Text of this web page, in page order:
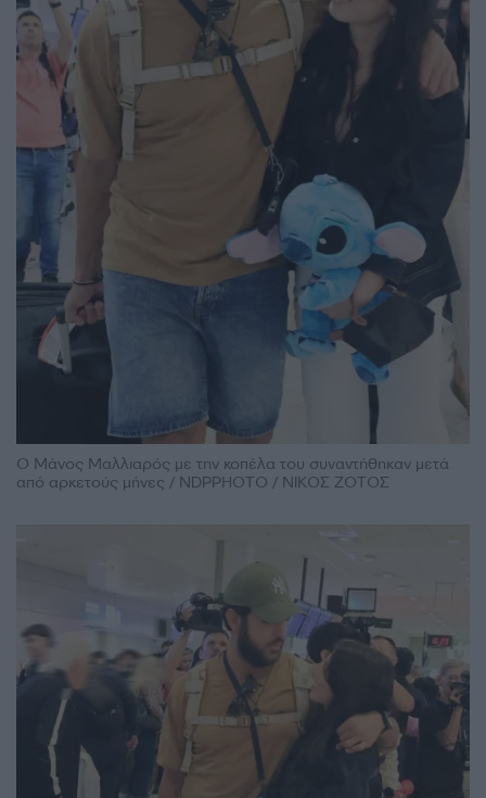
Ο Μάνος Μαλλιαρός με την κοπέλα του συναντήθηκαν μετά
από αρκετούς μήνες / NDPPHOTO / ΝΙΚΟΣ ΖΟΤΟΣ